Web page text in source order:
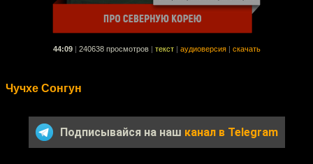
44:09 240638 просмотров текст аудиоверсия скачать
Чучхе Сонгун
Подписывайся на наш канал в Telegram